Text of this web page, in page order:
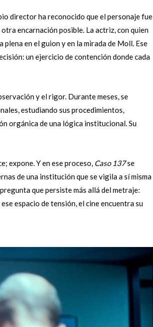
director ha reconocido que el personaje fue
encarnación posible. La actriz, con quien
en el guion y en la mirada de Moll. Ese
un ejercicio de contención donde cada
y el rigor. Durante meses, se
estudiando sus procedimientos,
orgánica de una lógica institucional. Su
expone. Y en ese proceso, Caso 137se
de una institución que se vigila a sí misma
que persiste más allá del metraje:
espacio de tensión, el cine encuentra su